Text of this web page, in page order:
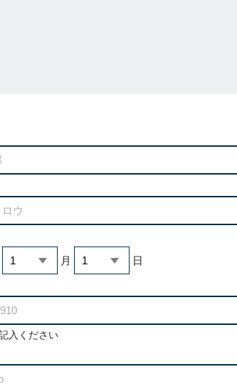
月 日
入ください